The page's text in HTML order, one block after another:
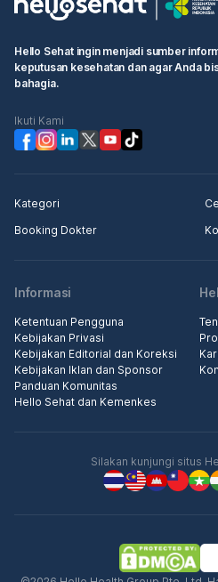
Hello Sehat ingin menjadi sumber
keputusan kesehatan dan agar Anda
bahagia.
Ikuti Kami
Kategori
Booking Dokter
Informasi
Ketentuan Pengguna
Kebijakan Privasi
Kebijakan Editorial dan Koreksi
Kebijakan Iklan dan Sponsor
Panduan Komunitas
Hello Sehat dan Kemenkes
Silakan kunjungi situs